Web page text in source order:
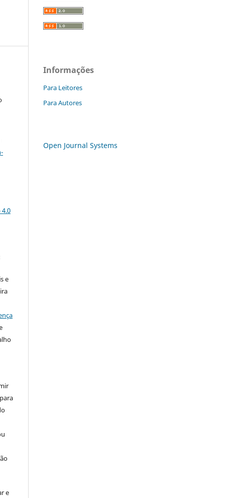
e
e
Informações
Para Leitores
Para Autores
Open Journal Systems